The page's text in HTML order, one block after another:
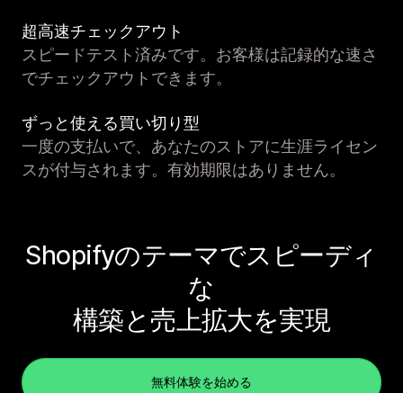
超高速チェックアウト
スピードテスト済みです。お客様は記録的な速さ
でチェックアウトできます。
ずっと使える買い切り型
一度の支払いで、あなたのストアに生涯ライセン
スが付与されます。有効期限はありません。
Shopifyのテーマでスピーディ
な
構築と売上拡大を実現
無料体験を始める